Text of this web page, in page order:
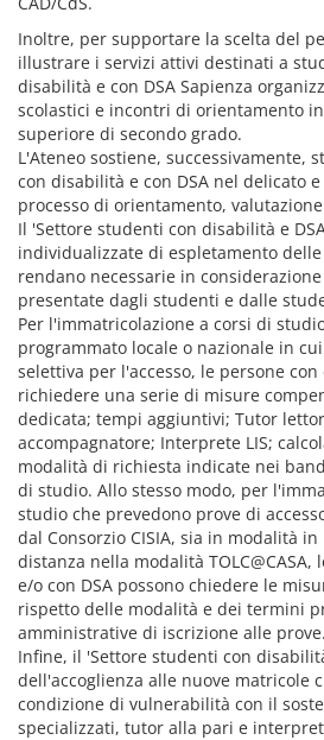
Inoltre, per supportare la scelta del
illustrare i servizi attivi destinati a
disabilità e con DSA Sapienza
scolastici e incontri di orientamento
superiore di secondo grado.
L'Ateneo sostiene, successivamente,
con disabilità e con DSA nel delicato
processo di orientamento,
Il 'Settore studenti con disabilità e
individualizzate di espletamento
rendano necessarie in
presentate dagli studenti e dalle
Per l'immatricolazione a corsi di
programmato locale o nazionale in
selettiva per l'accesso, le persone
richiedere una serie di misure
dedicata; tempi aggiuntivi; Tutor
accompagnatore; Interprete LIS;
modalità di richiesta indicate nei
di studio. Allo stesso modo, per
studio che prevedono prove di
dal Consorzio CISIA, sia in modalità in
distanza nella modalità
e/o con DSA possono chiedere le
rispetto delle modalità e dei termini
amministrative di iscrizione alle prove.
Infine, il 'Settore studenti con
dell'accoglienza alle nuove matricole
condizione di vulnerabilità con il
specializzati, tutor alla pari e